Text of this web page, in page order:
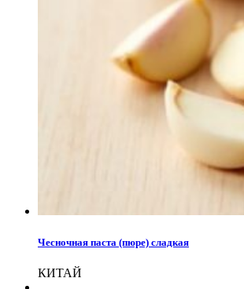
Чесночная паста (пюре) сладкая
КИТАЙ